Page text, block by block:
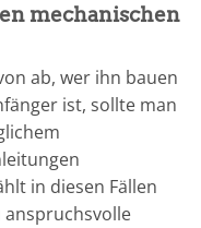
mechanischen
ab, wer ihn bauen
ist, sollte man
in diesen Fällen
anspruchsvolle